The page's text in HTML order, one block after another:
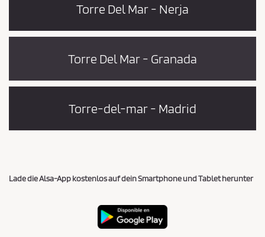
Torre Del Mar - Nerja
Torre Del Mar - Granada
Torre-del-mar - Madrid
Lade die Alsa-App kostenlos auf dein Smartphone und Tablet herunter